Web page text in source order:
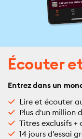
Écouter
Entrez dans un
Lire et écouter
Plus d'un million
Titres exclusifs
14 jours d'essai